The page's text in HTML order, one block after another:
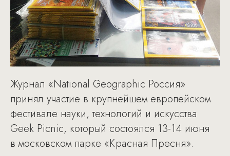
Журнал «National Geographic Россия»
принял участие в крупнейшем европейском
фестивале науки, технологий и искусства
Geek Picnic, который состоялся 13-14 июня
в московском парке «Красная Пресня».